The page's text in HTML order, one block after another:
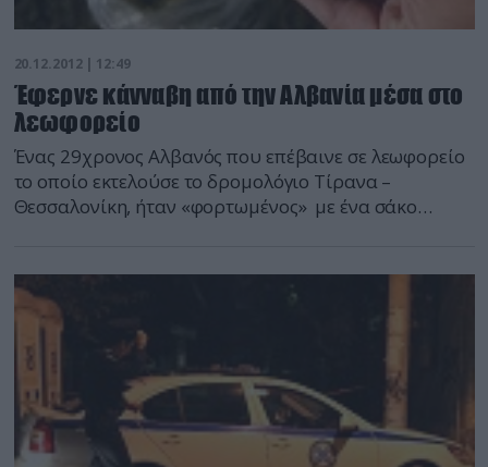
20.12.2012 | 12:49
Έφερνε κάνναβη από την Αλβανία μέσα στο
λεωφορείο
Ένας 29χρονος Αλβανός που επέβαινε σε λεωφορείο
το οποίο εκτελούσε το δρομολόγιο Τίρανα –
Θεσσαλονίκη, ήταν «φορτωμένος» με ένα σάκο
τρέχοντας στην πατρίδα του! Ο 29χρονος κατάφερε
να ξεφύγει από τους αστυνομικούς της Ο.Π.Κ.Ε. και
του τμήματος Κρυσταλλοπηγής που τον […]